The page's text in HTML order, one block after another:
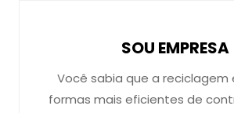
SOU EMPRESA
Você sabia que a reciclagem
formas mais eficientes de